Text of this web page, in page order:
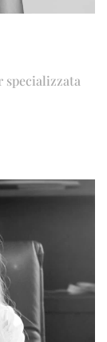
specializzata